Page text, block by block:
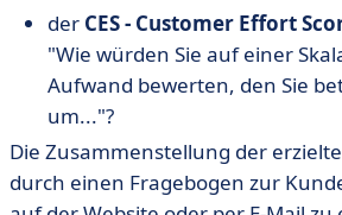
der CES - Customer Effort
"Wie würden Sie auf einer
Aufwand bewerten, den Sie
um..."?
Die Zusammenstellung der
durch einen Fragebogen zur